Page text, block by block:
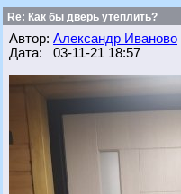
Re: Как бы дверь утеплить?
Автор: Александр Иваново
Дата: 03-11-21 18:57